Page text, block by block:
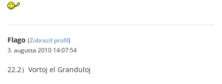
Flago (Zobraziť profil)
3. augusta 2010 14:07:54
22.2）Vortoj el Granduloj